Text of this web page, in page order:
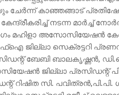
കാഞ്ഞങ്ങാട് പ്രതിഷേധ
നടന്ന മാർച്ച്
മഹിളാ അസോസിയേഷൻ
ജില്ലാ സെക്രട്ടറി
ബേബി ബാലകൃഷ്ണൻ,
ജില്ലാ പ്രസിഡന്റ്‌
സി. പവിത്രൻ,പി.പി.